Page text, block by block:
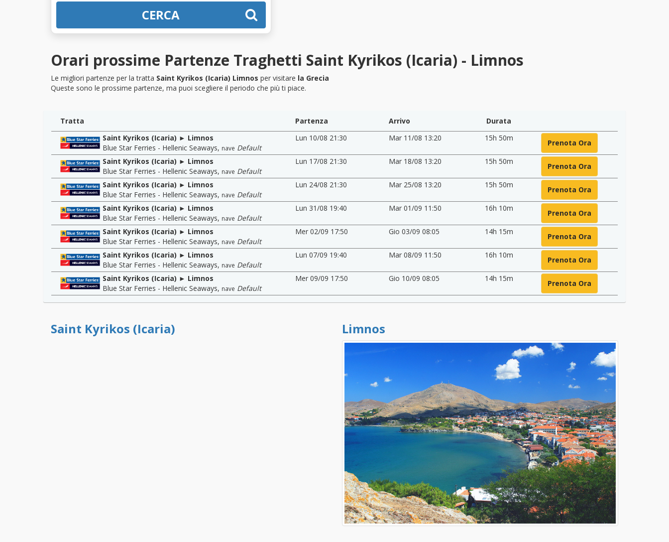
CERCA
Orari prossime Partenze Traghetti Saint Kyrikos (Icaria) - Limnos
Le migliori partenze per la tratta Saint Kyrikos (Icaria) Limnos per visitare la Grecia
Queste sono le prossime partenze, ma puoi scegliere il periodo che più ti piace.
Tratta Partenza Arrivo
Durata
Saint Kyrikos (Icaria) ► Limnos
Blue Star Ferries - Hellenic Seaways, nave Default
Lun 10/08 21:30 Mar 11/08 13:20 15h 50m
Prenota Ora
Saint Kyrikos (Icaria) ► Limnos
Blue Star Ferries - Hellenic Seaways, nave Default
Lun 17/08 21:30 Mar 18/08 13:20 15h 50m
Prenota Ora
Saint Kyrikos (Icaria) ► Limnos
Blue Star Ferries - Hellenic Seaways, nave Default
Lun 24/08 21:30 Mar 25/08 13:20 15h 50m
Prenota Ora
Saint Kyrikos (Icaria) ► Limnos
Blue Star Ferries - Hellenic Seaways, nave Default
Lun 31/08 19:40 Mar 01/09 11:50 16h 10m
Prenota Ora
Saint Kyrikos (Icaria) ► Limnos
Blue Star Ferries - Hellenic Seaways, nave Default
Mer 02/09 17:50 Gio 03/09 08:05 14h 15m
Prenota Ora
Saint Kyrikos (Icaria) ► Limnos
Blue Star Ferries - Hellenic Seaways, nave Default
Lun 07/09 19:40 Mar 08/09 11:50 16h 10m
Prenota Ora
Saint Kyrikos (Icaria) ► Limnos
Blue Star Ferries - Hellenic Seaways, nave Default
Mer 09/09 17:50 Gio 10/09 08:05 14h 15m
Prenota Ora
Saint Kyrikos (Icaria) Limnos